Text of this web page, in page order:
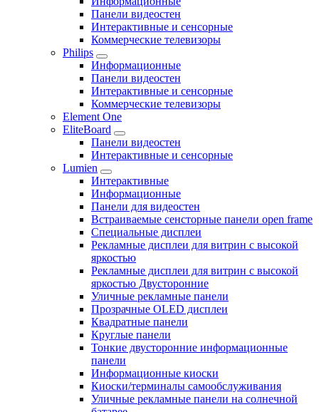
Панели видеостен
Интерактивные и сенсорные
Коммерческие телевизоры
Philips
Информационные
Панели видеостен
Интерактивные и сенсорные
Коммерческие телевизоры
Element One
EliteBoard
Панели видеостен
Интерактивные и сенсорные
Lumien
Интерактивные
Информационные
Панели для видеостен
Встраиваемые сенсторные панели open frame
Специальные дисплеи
Рекламные дисплеи для витрин с высокой
яркостью
Рекламные дисплеи для витрин с высокой
яркостью Двусторонние
Уличные рекламные панели
Прозрачные OLED дисплеи
Квадратные панели
Круглые панели
Тонкие двусторонние информационные
панели
Информационные киоски
Киоски/терминалы самообслуживания
Уличные рекламные панели на солнечной